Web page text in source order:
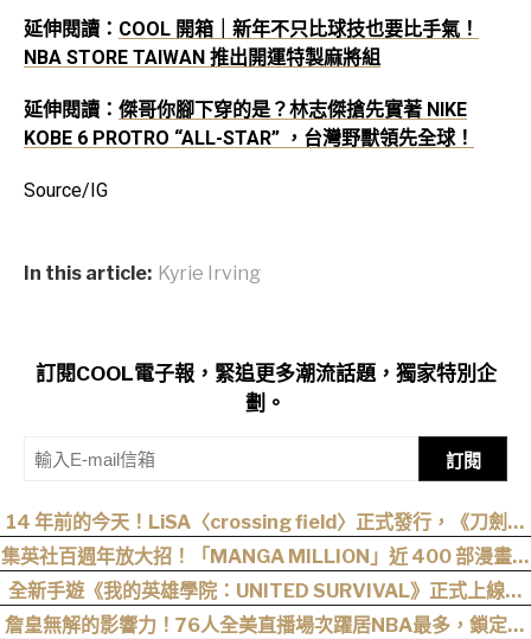
延伸閱讀： COOL 開箱｜新年不只比球技也要比手氣！
NBA STORE TAIWAN 推出開運特製麻將組
延伸閱讀： 傑哥你腳下穿的是？林志傑搶先實著 NIKE
KOBE 6 PROTRO “ALL-STAR” ，台灣野獸領先全球！
Source/IG
In this article: Kyrie Irving
訂閱COOL電子報，緊追更多潮流話題，獨家特別企
劃。
訂閱
14 年前的今天！LiSA〈crossing field〉正式發行，《刀劍神
域》OP 不只熱血還藏著桐人、亞絲娜最深的羈絆
集英社百週年放大招！「MANGA MILLION」近 400 部漫畫免
費看，《航海王》、《火影忍者》支援逾百種語言
全新手遊《我的英雄學院：UNITED SURVIVAL》正式上線！
事前登錄人數突破 100 萬！
詹皇無解的影響力！76人全美直播場次躍居NBA最多，鎖定開